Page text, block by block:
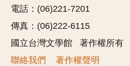
電話：(06)221-7201
傳真：(06)222-6115
國立台灣文學館 著作權所有
聯絡我們
著作權聲明